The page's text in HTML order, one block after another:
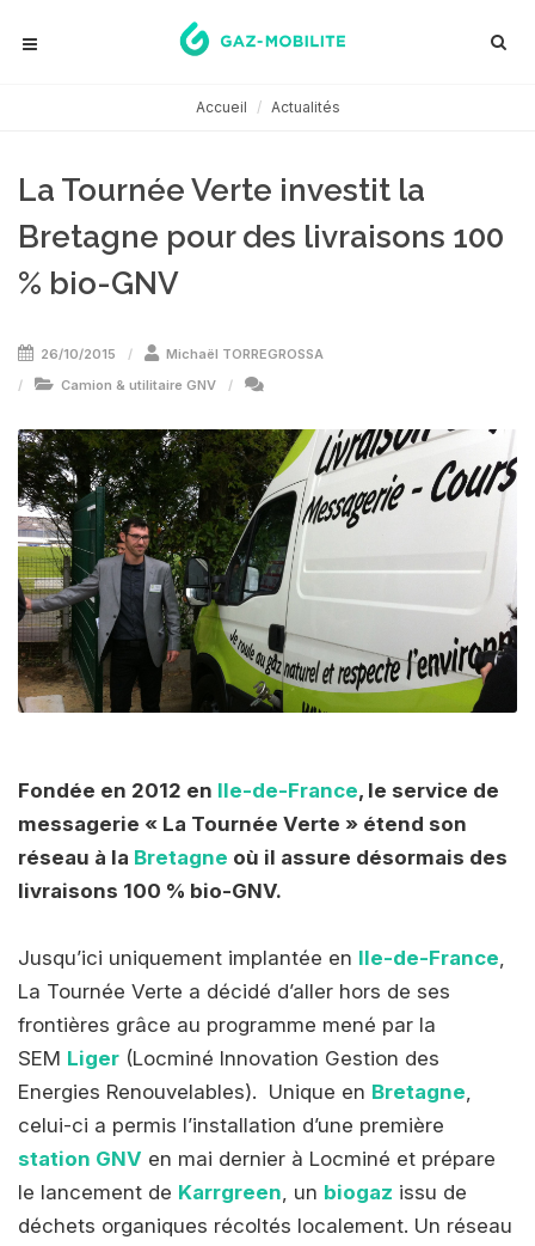
Accueil Actualités
La Tournée Verte investit la
Bretagne pour des livraisons 100
% bio-GNV
26/10/2015
Michaël TORREGROSSA
Camion & utilitaire GNV
Fondée en 2012 en Ile-de-France, le service de
messagerie « La Tournée Verte » étend son
réseau à la Bretagne où il assure désormais des
livraisons 100 % bio-GNV.
Jusqu’ici uniquement implantée en Ile-de-France,
La Tournée Verte a décidé d’aller hors de ses
frontières grâce au programme mené par la
SEM Liger (Locminé Innovation Gestion des
Energies Renouvelables). Unique en Bretagne,
celui-ci a permis l’installation d’une première
station GNV en mai dernier à Locminé et prépare
le lancement de Karrgreen, un biogaz issu de
déchets organiques récoltés localement. Un réseau